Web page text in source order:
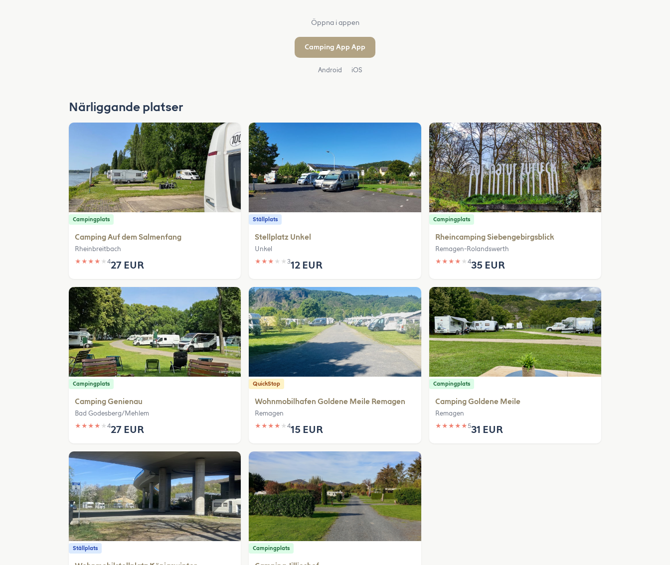
Öppna i appen
Camping App App
Android iOS
Närliggande platser
Campingplats
Camping Auf dem Salmenfang
Rheinbreitbach
★ ★ ★ ★ ★ 427 EUR
Ställplats
Stellplatz Unkel
Unkel
★ ★ ★ ★ ★312 EUR
Campingplats
Rheincamping Siebengebirgsblick
Remagen-Rolandswerth
★ ★ ★ ★ ★ 435 EUR
Campingplats
Camping Genienau
Bad Godesberg/Mehlem
★ ★ ★ ★ ★ 427 EUR
QuickStop
Wohnmobilhafen Goldene Meile Remagen
Remagen
★ ★ ★ ★ ★415 EUR
Campingplats
Camping Goldene Meile
Remagen
★ ★ ★ ★ ★531 EUR
Ställplats Campingplats